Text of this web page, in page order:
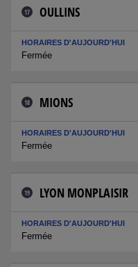
17 OULLINS
HORAIRES D'AUJOURD'HUI
Fermée
18 MIONS
HORAIRES D'AUJOURD'HUI
Fermée
19 LYON MONPLAISIR
HORAIRES D'AUJOURD'HUI
Fermée